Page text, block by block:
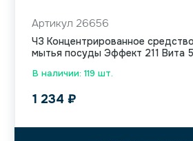
В наличии: 119 шт.
Артикул 26656
ЧЗ Концентрированное
мытья посуды Эффект 211 Вита
1 234 ₽